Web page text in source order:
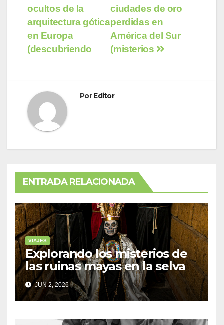
de
entradas
ciudades de oro
perdidas en
América del Sur
(misterios
ocultos de la
arquitectura gótica
en Europa
(descubriendo
PorEditor
ENTRADA RELACIONADA
VIAJES
Explorando los misterios de
las ruinas mayas en la selva
de Yucatán
JUN 2, 2026